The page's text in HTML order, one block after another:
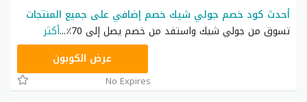
أحدث كود خصم جولي شيك خصم إضافي على جميع المنتجات
تسوق من جولي شيك واستفد من خصم يصل إلى 70٪
...أكثر
عرض الكوبون
No Expires